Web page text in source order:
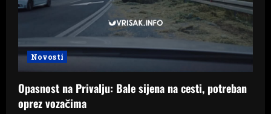
Novosti
Opasnost na Privalju: Bale sijena na cesti, potreban
oprez vozačima